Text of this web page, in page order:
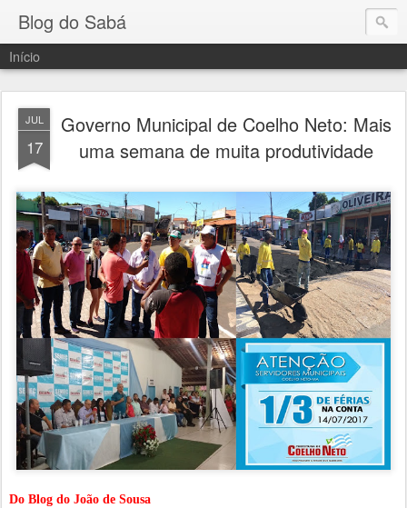
Blog do Sabá
Início
JUL
17
Governo Municipal de Coelho Neto: Mais
uma semana de muita produtividade
Do Blog do João de Sousa